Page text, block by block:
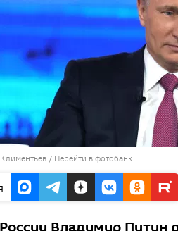
/ Перейти в фотобанк